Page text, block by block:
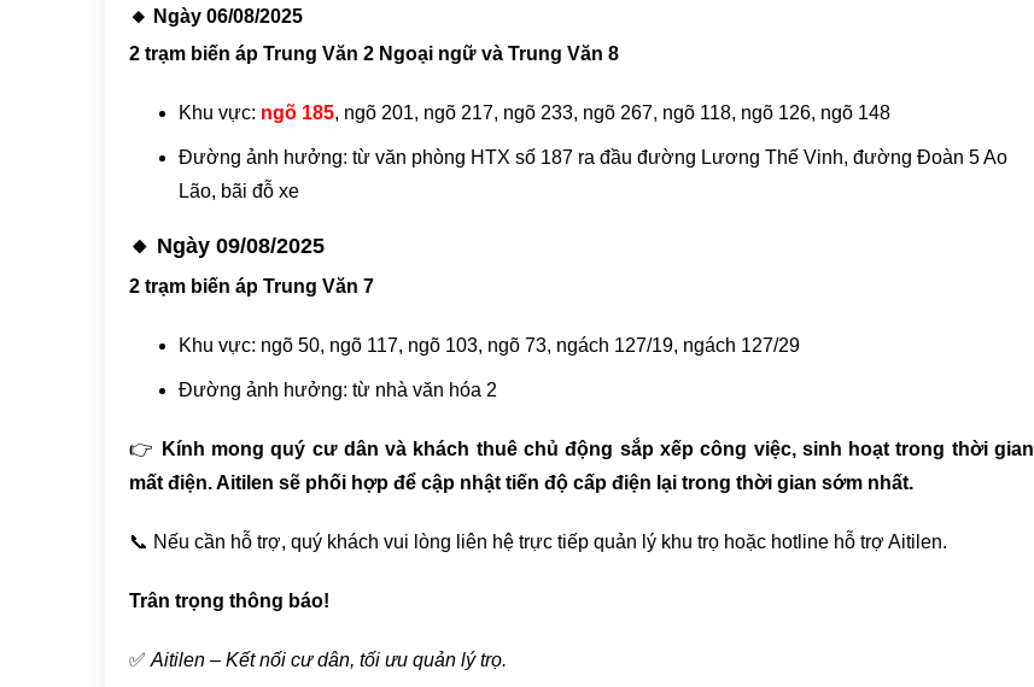
🔸 Ngày 06/08/2025
​2 trạm biến áp Trung Văn 2 Ngoại ngữ và Trung Văn 8
Khu vực: ngõ 185, ngõ 201, ngõ 217, ngõ 233, ngõ 267, ngõ 118, ngõ 126, ngõ 148
Đường ảnh hưởng: từ văn phòng HTX số 187 ra đầu đường Lương Thế Vinh, đường Đoàn 5 Ao
Lão, bãi đỗ xe
🔸 Ngày 09/08/2025
​2 trạm biến áp Trung Văn 7
Khu vực: ngõ 50, ngõ 117, ngõ 103, ngõ 73, ngách 127/19, ngách 127/29
Đường ảnh hưởng: từ nhà văn hóa 2
👉
Kính mong quý cư dân và khách thuê chủ động sắp xếp công việc, sinh hoạt trong thời gian
mất điện. Aitilen sẽ phối hợp để cập nhật tiến độ cấp điện lại trong thời gian sớm nhất.
📞 Nếu cần hỗ trợ, quý khách vui lòng liên hệ trực tiếp quản lý khu trọ hoặc hotline hỗ trợ Aitilen.
Trân trọng thông báo!
✅ Aitilen – Kết nối cư dân, tối ưu quản lý trọ.